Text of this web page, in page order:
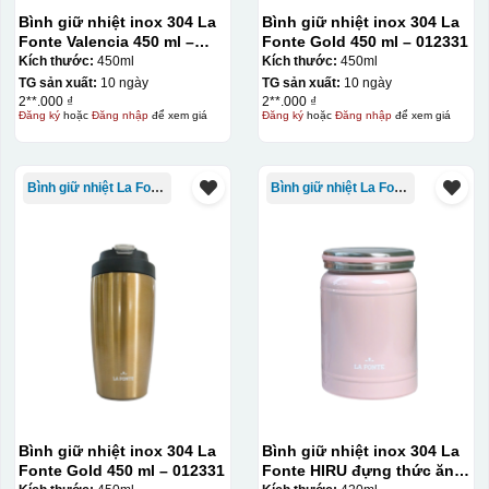
Bình giữ nhiệt inox 304 La
Fonte Valencia 450 ml –
012355
Kích thước: 450ml
TG sản xuất: 10 ngày
2**.000 ₫
Đăng kýhoặc Đăng nhậpđể xem giá
Bình giữ nhiệt inox 304 La
Fonte Gold 450 ml – 012331
Kích thước: 450ml
TG sản xuất: 10 ngày
2**.000 ₫
Đăng kýhoặc Đăng nhậpđể xem giá
Bình giữ nhiệt La Fonte
Bình giữ nhiệt inox 304 La
Fonte Gold 450 ml – 012331
Bình giữ nhiệt La Fonte
Bình giữ nhiệt inox 304 La
Fonte HIRU đựng thức ăn